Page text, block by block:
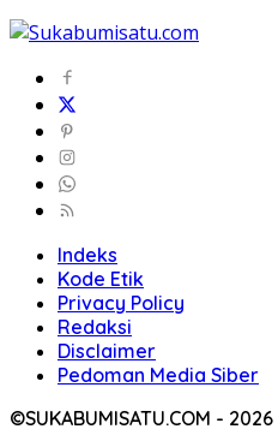
Indeks
Kode Etik
Privacy Policy
Redaksi
Disclaimer
Pedoman Media Siber
©SUKABUMISATU.COM - 2026